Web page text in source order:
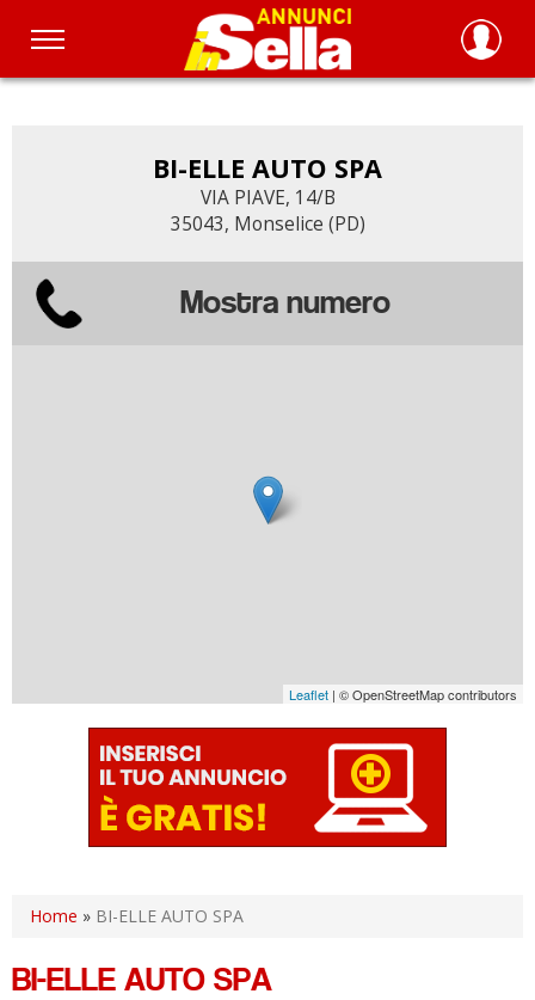
Salta
BI-ELLE AUTO SPA
VIA PIAVE, 14/B
35043, Monselice (PD)
Mostra numero
Leaflet | © OpenStreetMap contributors
Home » BI-ELLE AUTO SPA
BI-ELLE AUTO SPA